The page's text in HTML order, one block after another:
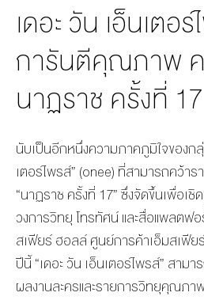
เดอะ วัน เอ็นเตอ
การันตีคุณภาพ ค
นาฏราช ครั้งที่ 17
นับเป็นอีกหนึ่งความภาคภูมิใจของก
เตอร์ไพรส์” (onee) ที่สามารถคว้า
“นาฏราช ครั้งที่ 17” ซึ่งจัดขึ้นเพื่อเ
วงการวิทยุ โทรทัศน์ และสื่อแพลตฟ
สเฟียร์ ฮอลล์ ศูนย์การค้าเอ็มสเฟี
ปีนี้ “เดอะ วัน เอ็นเตอร์ไพรส์” สาม
ผลงานละครและรายการวิทยุคุณภา